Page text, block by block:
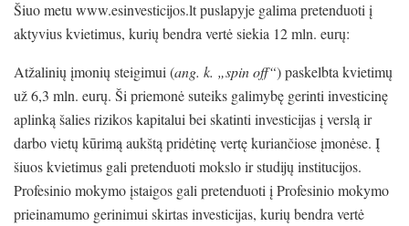
Šiuo metu www.esinvesticijos.lt puslapyje galima pretenduoti į
aktyvius kvietimus, kurių bendra vertė siekia 12 mln. eurų:
Atžalinių įmonių steigimui (ang. k. „spin off“) paskelbta kvietimų
už 6,3 mln. eurų. Ši priemonė suteiks galimybę gerinti investicinę
aplinką šalies rizikos kapitalui bei skatinti investicijas į verslą ir
darbo vietų kūrimą aukštą pridėtinę vertę kuriančiose įmonėse. Į
šiuos kvietimus gali pretenduoti mokslo ir studijų institucijos.
Profesinio mokymo įstaigos gali pretenduoti į Profesinio mokymo
prieinamumo gerinimui skirtas investicijas, kurių bendra vertė